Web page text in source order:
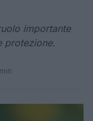
importante
protezione.